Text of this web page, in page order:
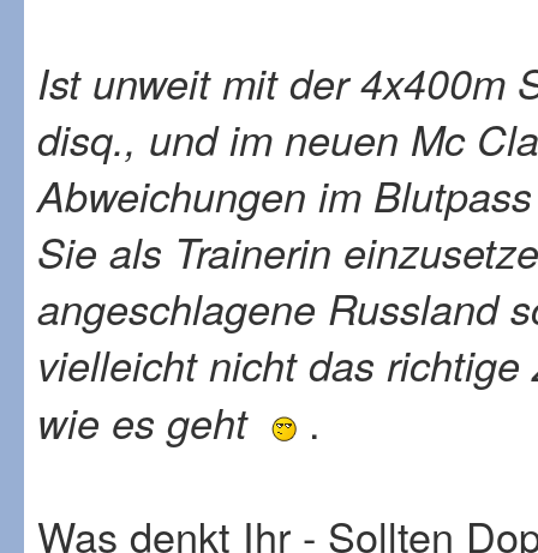
Ist unweit mit der 4x400m
disq., und im neuen Mc
Abweichungen im
Sie als Trainerin
angeschlagene Russland
vielleicht nicht das
wie es geht
.
Was denkt Ihr - Sollten